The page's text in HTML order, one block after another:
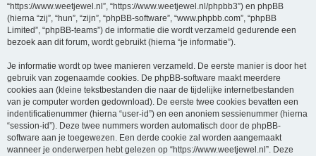
“https://www.weetjewel.nl”, “https://www.weetjewel.nl/phpbb3”) en phpBB
(hierna “zij”, “hun”, “zijn”, “phpBB-software”, “www.phpbb.com”, “phpBB
Limited”, “phpBB-teams”) de informatie die wordt verzameld gedurende een
bezoek aan dit forum, wordt gebruikt (hierna “je informatie”).
Je informatie wordt op twee manieren verzameld. De eerste manier is door het
gebruik van zogenaamde cookies. De phpBB-software maakt meerdere
cookies aan (kleine tekstbestanden die naar de tijdelijke internetbestanden
van je computer worden gedownload). De eerste twee cookies bevatten een
indentificatienummer (hierna “user-id”) en een anoniem sessienummer (hierna
“session-id”). Deze twee nummers worden automatisch door de phpBB-
software aan je toegewezen. Een derde cookie zal worden aangemaakt
wanneer je onderwerpen hebt gelezen op “https://www.weetjewel.nl”. Deze